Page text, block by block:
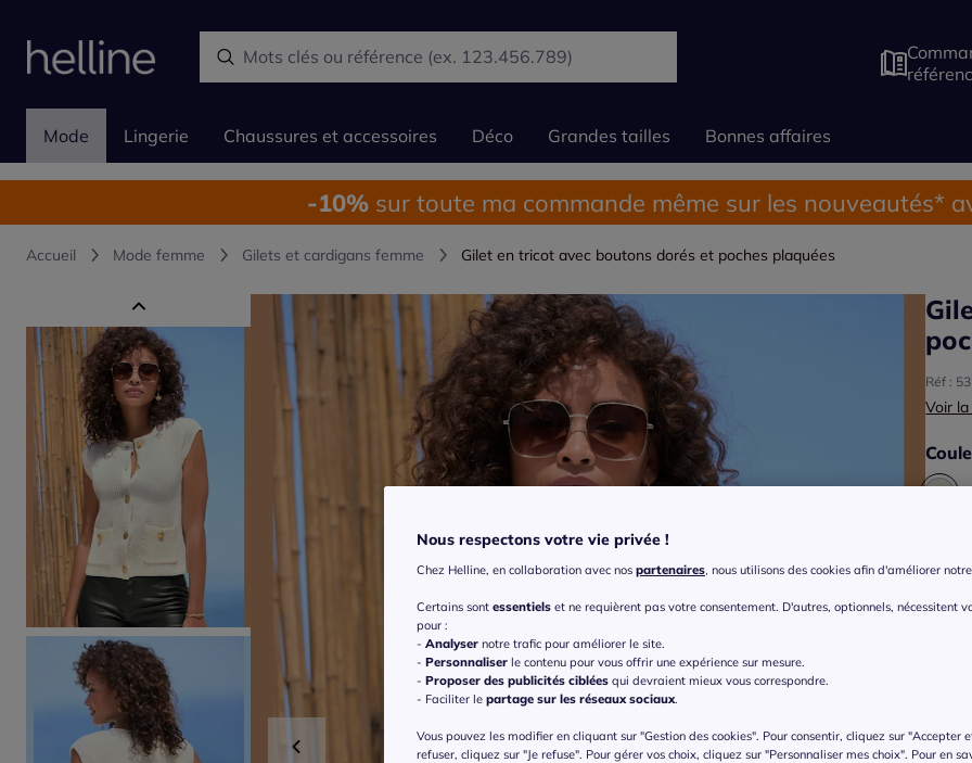
Mode Lingerie Chaussures et accessoires Déco Grandes tailles Bonnes affaires
-10% sur toute ma commande même sur les nouveautés*
Accueil Mode femme Gilets et cardigans femme Gilet en tricot avec boutons dorés et poches plaquées
Réf :
Voir
à
Nous respectons votre vie privée !
Chez Helline, en collaboration avec nos partenaires, nous utilisons des cookies afin d'améliorer
Certains sont essentiels et ne requièrent pas votre consentement. D'autres, optionnels, nécessitent
pour :
- Analyser notre trafic pour améliorer le site.
- Personnaliser le contenu pour vous offrir une expérience sur mesure.
- Proposer des publicités ciblées qui devraient mieux vous correspondre.
- Faciliter le partage sur les réseaux sociaux.
Vous pouvez les modifier en cliquant sur "Gestion des cookies". Pour consentir, cliquez sur "Accepter
refuser, cliquez sur "Je refuse". Pour gérer vos choix, cliquez sur "Personnaliser mes choix". Pour en